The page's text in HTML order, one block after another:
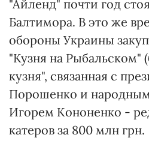
"Айленд" почти год
Балтимора. В это же
обороны Украины
"Кузня на Рыбальском"
кузня", связанная с
Порошенко и
Игорем Кононенко -
катеров за 800 млн грн.